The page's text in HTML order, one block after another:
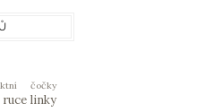
čočky
linky